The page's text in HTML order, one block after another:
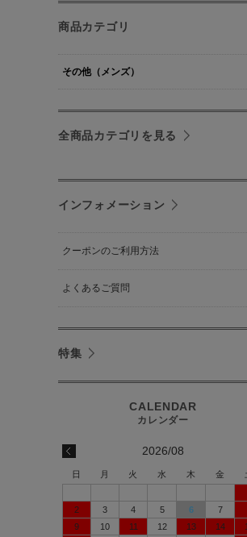
商品カテゴリ
その他（メンズ）
全商品カテゴリを見る
インフォメーション
クーポンのご利用方法
よくあるご質問
特集
2026/08
日 月 火 水 木 金
2
3 4 5 6 7
9
10 11 12 13 14